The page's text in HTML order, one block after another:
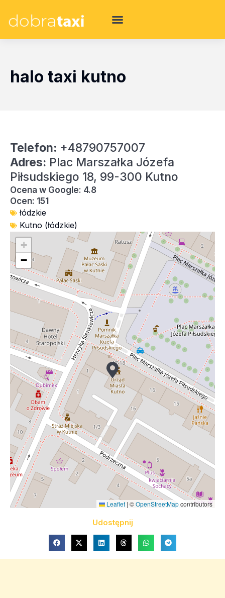
halo taxi kutno
Telefon: +48790757007
Adres: Plac Marszałka Józefa
Piłsudskiego 18, 99-300 Kutno
Ocena w Google: 4.8
Ocen: 151
łódzkie
Kutno (łódzkie)
+
−
Leaflet | ©OpenStreetMapcontributors
Udostępnij